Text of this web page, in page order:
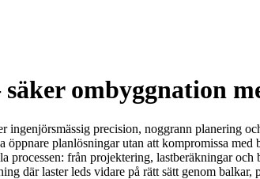
ombyggnation
precision, noggrann planering
öppnare planlösningar utan att kompromissa
processen: från projektering, lastberäkningar
där laster leds vidare på rätt sätt genom